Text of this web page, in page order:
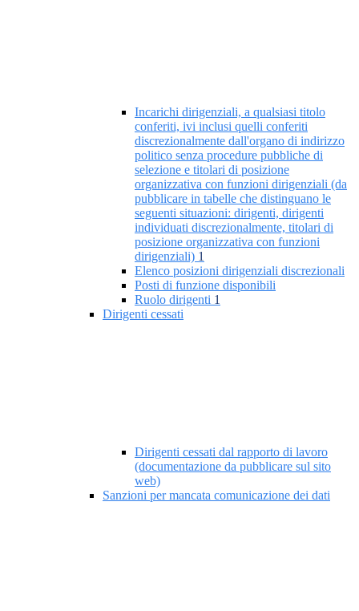
Incarichi dirigenziali, a qualsiasi titolo
conferiti, ivi inclusi quelli conferiti
discrezionalmente dall'organo di indirizzo
politico senza procedure pubbliche di
selezione e titolari di posizione
organizzativa con funzioni dirigenziali (da
pubblicare in tabelle che distinguano le
seguenti situazioni: dirigenti, dirigenti
individuati discrezionalmente, titolari di
posizione organizzativa con funzioni
dirigenziali) 1
Elenco posizioni dirigenziali discrezionali
Posti di funzione disponibili
Ruolo dirigenti 1
Dirigenti cessati
Dirigenti cessati dal rapporto di lavoro
(documentazione da pubblicare sul sito
web)
Sanzioni per mancata comunicazione dei dati